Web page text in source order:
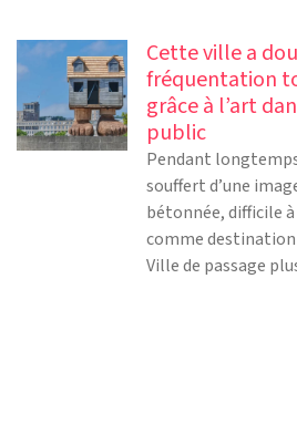
Cette ville a
fréquentation
grâce à l’art
public
Pendant
souffert d’une
bétonnée, difficile
comme
Ville de passage